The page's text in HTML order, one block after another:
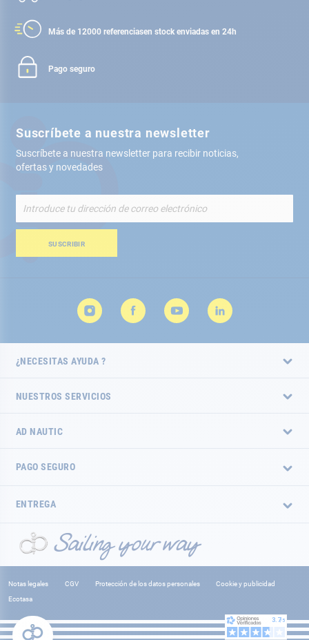
Más de 12000 referenciasen stock enviadas en 24h
Pago seguro
Suscríbete a nuestra newsletter
Suscríbete a nuestra newsletter para recibir noticias,
ofertas y novedades
nuestro
de
SUSCRIBIR
¿NECESITAS AYUDA ?
NUESTROS SERVICIOS
AD NAUTIC
PAGO SEGURO
ENTREGA
Notas legales CGV Protección de los datos personales
Cookie y publicidad
Ecotasa